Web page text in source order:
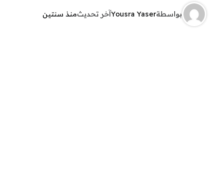
بواسطةYousra Yaserآخر تحديثمنذ سنتين